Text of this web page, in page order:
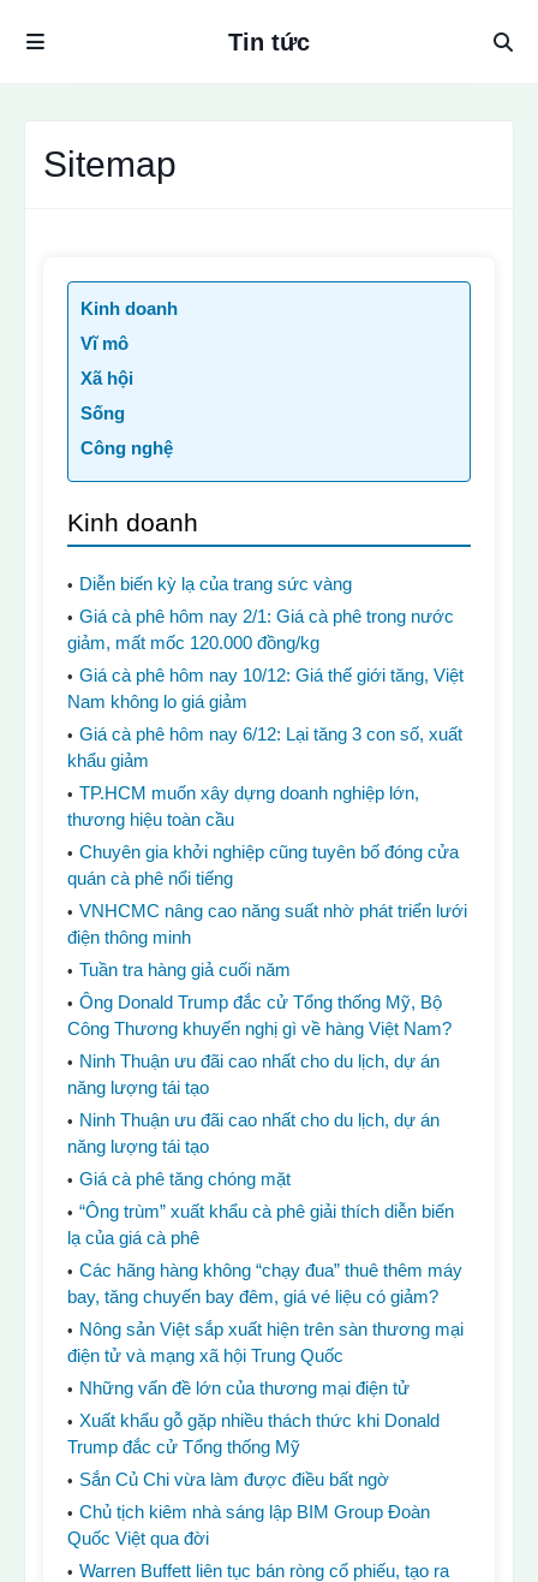
Tin tức
Sitemap
Kinh doanh
Vĩ mô
Xã hội
Sống
Công nghệ
Kinh doanh
Diễn biến kỳ lạ của trang sức vàng
Giá cà phê hôm nay 2/1: Giá cà phê trong nước
giảm, mất mốc 120.000 đồng/kg
Giá cà phê hôm nay 10/12: Giá thế giới tăng, Việt
Nam không lo giá giảm
Giá cà phê hôm nay 6/12: Lại tăng 3 con số, xuất
khẩu giảm
TP.HCM muốn xây dựng doanh nghiệp lớn,
thương hiệu toàn cầu
Chuyên gia khởi nghiệp cũng tuyên bố đóng cửa
quán cà phê nổi tiếng
VNHCMC nâng cao năng suất nhờ phát triển lưới
điện thông minh
Tuần tra hàng giả cuối năm
Ông Donald Trump đắc cử Tổng thống Mỹ, Bộ
Công Thương khuyến nghị gì về hàng Việt Nam?
Ninh Thuận ưu đãi cao nhất cho du lịch, dự án
năng lượng tái tạo
Ninh Thuận ưu đãi cao nhất cho du lịch, dự án
năng lượng tái tạo
Giá cà phê tăng chóng mặt
“Ông trùm” xuất khẩu cà phê giải thích diễn biến
lạ của giá cà phê
Các hãng hàng không “chạy đua” thuê thêm máy
bay, tăng chuyến bay đêm, giá vé liệu có giảm?
Nông sản Việt sắp xuất hiện trên sàn thương mại
điện tử và mạng xã hội Trung Quốc
Những vấn đề lớn của thương mại điện tử
Xuất khẩu gỗ gặp nhiều thách thức khi Donald
Trump đắc cử Tổng thống Mỹ
Sắn Củ Chi vừa làm được điều bất ngờ
Chủ tịch kiêm nhà sáng lập BIM Group Đoàn
Quốc Việt qua đời
Warren Buffett liên tục bán ròng cổ phiếu, tạo ra